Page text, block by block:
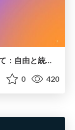
0 420